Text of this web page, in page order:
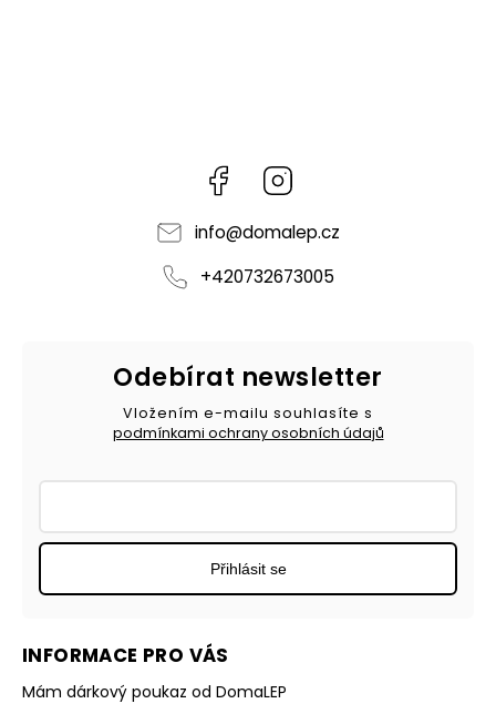
Facebook
info@domalep.cz
+420732673005
INFORMACE PRO VÁS
Mám dárkový poukaz od DomaLEP
Odebírat newsletter
Vložením e-mailu souhlasíte s
podmínkami ochrany osobních údajů
Přihlásit se